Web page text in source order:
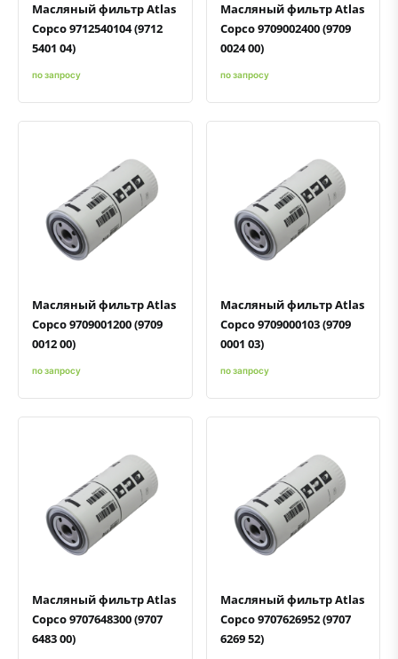
Масляный фильтр Atlas
Copco 9712540104 (9712
5401 04)
по запросу
Масляный фильтр Atlas
Copco 9709002400 (9709
0024 00)
по запросу
Быстрый просмотрДобавить к сравнению
Масляный фильтр Atlas
Copco 9709001200 (9709
0012 00)
по запросу
Быстрый просмотрДобавить к сравнению
Масляный фильтр Atlas
Copco 9709000103 (9709
0001 03)
по запросу
Быстрый просмотрДобавить к сравнению
Масляный фильтр Atlas
Copco 9707648300 (9707
6483 00)
Быстрый просмотрДобавить к сравнению
Масляный фильтр Atlas
Copco 9707626952 (9707
6269 52)